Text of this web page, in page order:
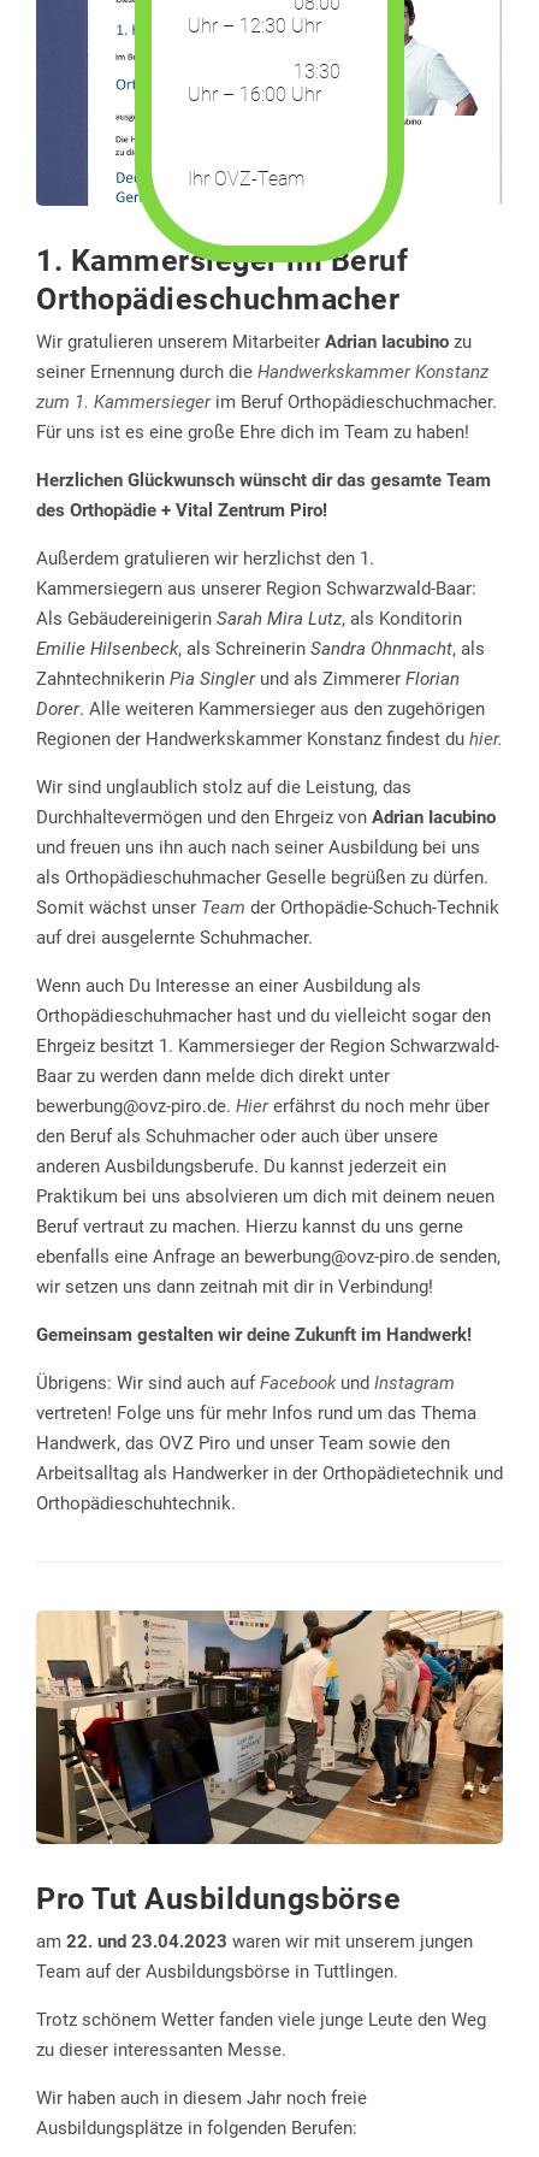
1. Kammersieger im Beruf
Orthopädieschuchmacher
Wir gratulieren unserem Mitarbeiter Adrian Iacubino zu
seiner Ernennung durch die Handwerkskammer Konstanz
zum 1. Kammersiegerim Beruf Orthopädieschuchmacher.
Für uns ist es eine große Ehre dich im Team zu haben!
Herzlichen Glückwunsch wünscht dir das gesamte Team
des Orthopädie + Vital Zentrum Piro!
Außerdem gratulieren wir herzlichst den 1.
Kammersiegern aus unserer Region Schwarzwald-Baar:
Als Gebäudereinigerin Sarah Mira Lutz, als Konditorin
Emilie Hilsenbeck, als Schreinerin Sandra Ohnmacht, als
Zahntechnikerin Pia Singlerund als Zimmerer Florian
Dorer. Alle weiteren Kammersieger aus den zugehörigen
Regionen der Handwerkskammer Konstanz findest du hier.
Wir sind unglaublich stolz auf die Leistung, das
Durchhaltevermögen und den Ehrgeiz von Adrian Iacubino
und freuen uns ihn auch nach seiner Ausbildung bei uns
als Orthopädieschuhmacher Geselle begrüßen zu dürfen.
Somit wächst unser Team der Orthopädie-Schuch-Technik
auf drei ausgelernte Schuhmacher.
Wenn auch Du Interesse an einer Ausbildung als
Orthopädieschuhmacher hast und du vielleicht sogar den
Ehrgeiz besitzt 1. Kammersieger der Region Schwarzwald-
Baar zu werden dann melde dich direkt unter
bewerbung@ovz-piro.de. Hiererfährst du noch mehr über
den Beruf als Schuhmacher oder auch über unsere
anderen Ausbildungsberufe. Du kannst jederzeit ein
Praktikum bei uns absolvieren um dich mit deinem neuen
Beruf vertraut zu machen. Hierzu kannst du uns gerne
ebenfalls eine Anfrage an bewerbung@ovz-piro.de senden,
wir setzen uns dann zeitnah mit dir in Verbindung!
Gemeinsam gestalten wir deine Zukunft im Handwerk!
Übrigens: Wir sind auch aufFacebookund Instagram
vertreten! Folge uns für mehr Infos rund um das Thema
Handwerk, das OVZ Piro und unser Team sowie den
Arbeitsalltag als Handwerker in der Orthopädietechnik und
Orthopädieschuhtechnik.
Pro Tut Ausbildungsbörse
am 22. und 23.04.2023 waren wir mit unserem jungen
Team auf der Ausbildungsbörse in Tuttlingen.
Trotz schönem Wetter fanden viele junge Leute den Weg
zu dieser interessanten Messe.
Wir haben auch in diesem Jahr noch freie
Ausbildungsplätze in folgenden Berufen:
Uhr – 12:30 Uhr
13:30
Uhr – 16:00 Uhr
Ihr OVZ-Team